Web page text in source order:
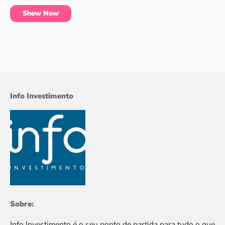
Show Now
Info Investimento
Sobre: